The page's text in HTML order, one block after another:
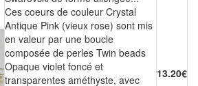
Ces coeurs de couleur Crystal
Antique Pink (vieux rose) sont mis
en valeur par une boucle
composée de perles Twin beads
Opaque violet foncé et
transparentes améthyste, avec
13.20€